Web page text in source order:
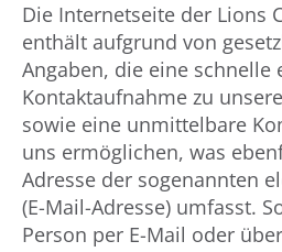
Die Internetseite der Lions
enthält aufgrund von
Angaben, die eine schnelle
Kontaktaufnahme zu
sowie eine unmittelbare
uns ermöglichen, was
Adresse der sogenannten
(E-Mail-Adresse) umfasst.
Person per E-Mail oder